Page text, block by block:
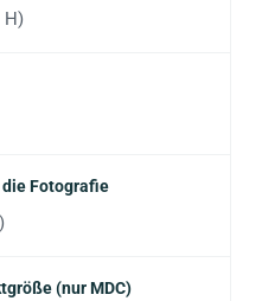
H)
Fotografie
(nur MDC)